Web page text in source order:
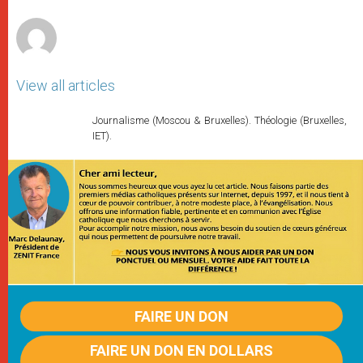
View all articles
Journalisme (Moscou & Bruxelles). Théologie (Bruxelles,
IET).
FAIRE UN DON
FAIRE UN DON EN DOLLARS